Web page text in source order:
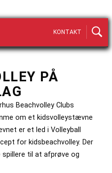
KONTAKT
PÅ
Beachvolley Clubs
om et kidsvolleystævne
er et led i Volleyball
for kidsbeachvolley. Der
til at afprøve og